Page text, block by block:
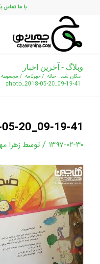
با ما تماس بگیرید:
وبلاگ - آخرین اخبار
مکان شما: خانه /خبرنامه /
photo_2018-05-20_09-19-41
20_09-19-41
۱۳۹۷-۰۲-۳۰ / توسطزهرا